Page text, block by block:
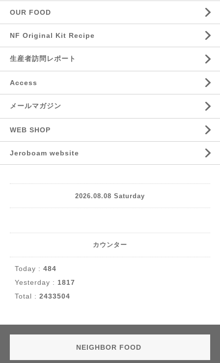
OUR FOOD
NF Original Kit Recipe
生産者訪問レポート
Access
メールマガジン
WEB SHOP
Jeroboam website
2026.08.08 Saturday
カウンター
Today : 484
Yesterday : 1817
Total : 2433504
NEIGHBOR FOOD